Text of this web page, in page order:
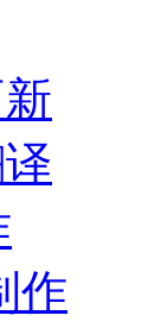
作